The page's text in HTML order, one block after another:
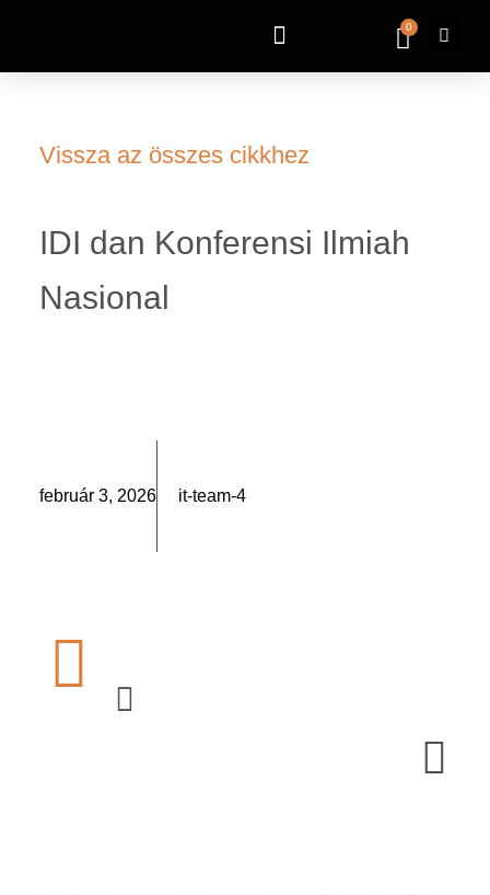
0
Vissza az összes cikkhez
IDI dan Konferensi Ilmiah
Nasional
február 3, 2026 it-team-4